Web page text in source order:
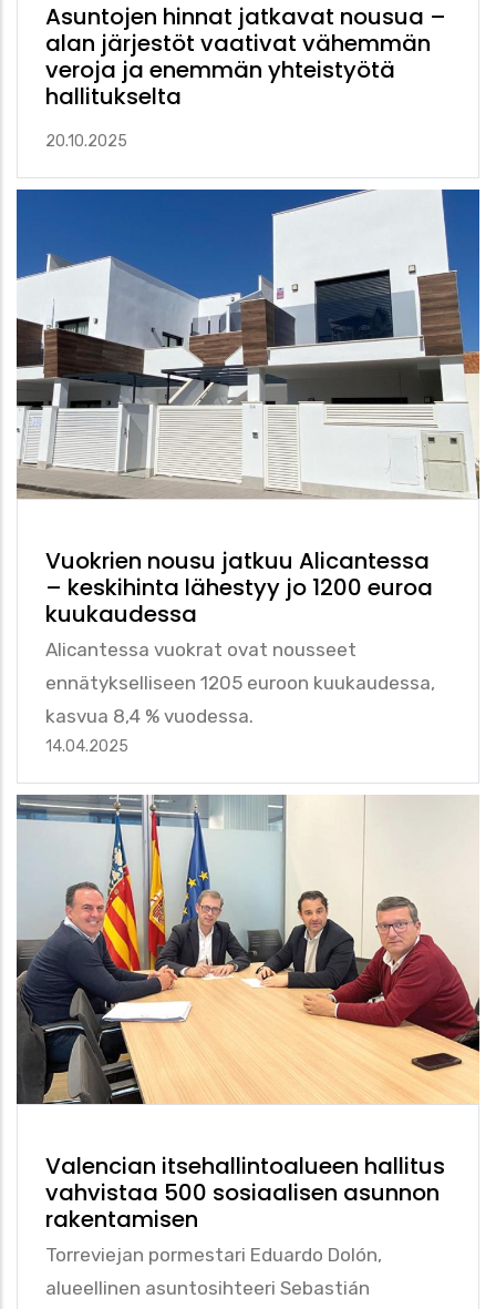
Asuntojen hinnat jatkavat nousua –
alan järjestöt vaativat vähemmän
veroja ja enemmän yhteistyötä
hallitukselta
20.10.2025
Vuokrien nousu jatkuu Alicantessa
– keskihinta lähestyy jo 1200 euroa
kuukaudessa
Alicantessa vuokrat ovat nousseet
ennätykselliseen 1205 euroon kuukaudessa,
kasvua 8,4 % vuodessa.
14.04.2025
Valencian itsehallintoalueen hallitus
vahvistaa 500 sosiaalisen asunnon
rakentamisen
Torreviejan pormestari Eduardo Dolón,
alueellinen asuntosihteeri Sebastián